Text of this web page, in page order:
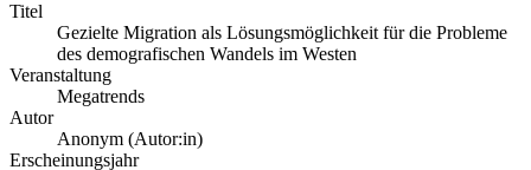
Titel
Gezielte Migration als Lösungsmöglichkeit für die Probleme
des demografischen Wandels im Westen
Veranstaltung
Megatrends
Autor
Anonym (Autor:in)
Erscheinungsjahr